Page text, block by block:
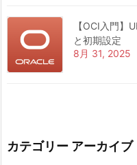
【OCI入門】
と初期設定
8月 31, 2025
カテゴリー アーカイブ